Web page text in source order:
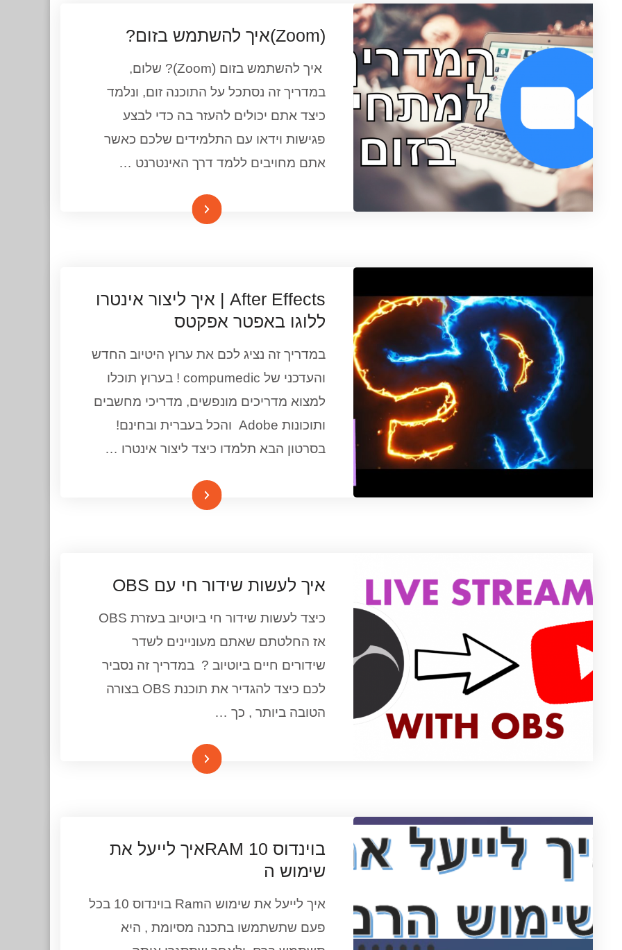
(Zoom)איך להשתמש בזום?
איך להשתמש בזום (Zoom)? שלום,
במדריך זה נסתכל על התוכנה זום, ונלמד
כיצד אתם יכולים להעזר בה כדי לבצע
פגישות וידאו עם התלמידים שלכם כאשר
אתם מחויבים ללמד דרך האינטרנט …
המשך קריאה
After Effects | איך ליצור אינטרו
ללוגו באפטר אפקטס
במדריך זה נציג לכם את ערוץ היטיוב החדש
והעדכני של compumedic ! בערוץ תוכלו
למצוא מדריכים מונפשים, מדריכי מחשבים
ותוכונות Adobe והכל בעברית ובחינם!
בסרטון הבא תלמדו כיצד ליצור אינטרו …
המשך קריאה
איך לעשות שידור חי עם OBS
כיצד לעשות שידור חי ביוטיוב בעזרת OBS
אז החלטתם שאתם מעוניינים לשדר
שידורים חיים ביוטיוב ? במדריך זה נסביר
לכם כיצד להגדיר את תוכנת OBS בצורה
הטובה ביותר , כך …
המשך קריאה
בוינדוס 10 RAMאיך לייעל את
שימוש ה
איך לייעל את שימוש הRam בוינדוס 10 בכל
פעם שתשתמשו בתכנה מסיומת , היא